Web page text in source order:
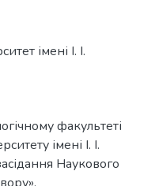
імені І. І.
факультеті
імені І. І.
Наукового